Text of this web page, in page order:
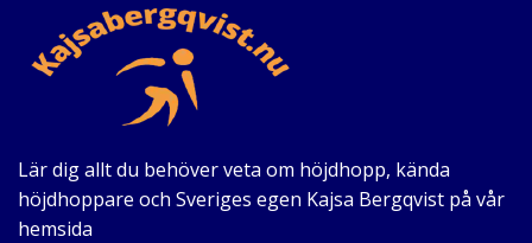
Lär dig allt du behöver veta om höjdhopp, kända
höjdhoppare och Sveriges egen Kajsa Bergqvist på vår
hemsida